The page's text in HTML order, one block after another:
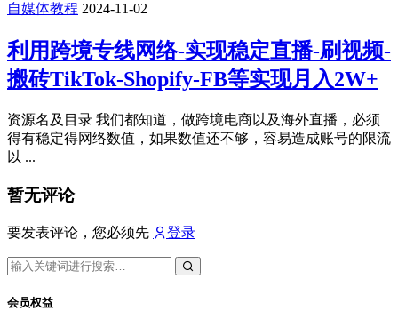
自媒体教程 2024-11-02
利用跨境专线网络-实现稳定直播-刷视频-
搬砖TikTok-Shopify-FB等实现月入2W+
资源名及目录 我们都知道，做跨境电商以及海外直播，必须
得有稳定得网络数值，如果数值还不够，容易造成账号的限流
以 ...
暂无评论
要发表评论，您必须先 登录
会员权益